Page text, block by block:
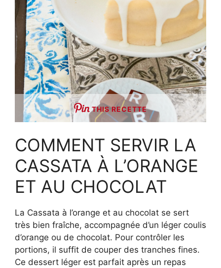
THIS RECETTE
COMMENT SERVIR LA
CASSATA À L’ORANGE
ET AU CHOCOLAT
La Cassata à l’orange et au chocolat se sert
très bien fraîche, accompagnée d’un léger coulis
d’orange ou de chocolat. Pour contrôler les
portions, il suffit de couper des tranches fines.
Ce dessert léger est parfait après un repas